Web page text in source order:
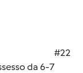
#22
da 6-7